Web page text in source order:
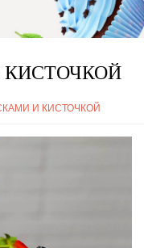
КИСТОЧКОЙ
И КИСТОЧКОЙ